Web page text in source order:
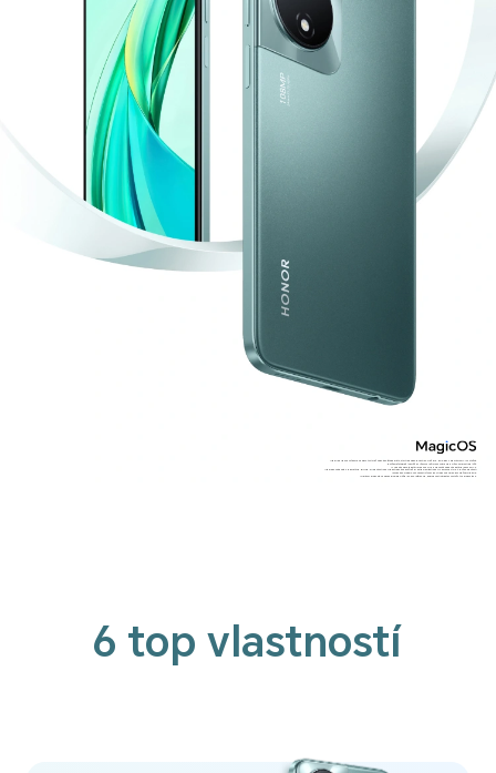
*Údaj 108 Mpx sa vzťahuje na hlavný snímač zadného fotoaparátu, ktorý je podporovaný len v režime HIGH-RES s algoritmom AI. Skutočné
*Údaje pochádzajú z laboratória HONOR. Pri hlasitosti 200 % je potrebné zapnúť režim extra hlasitosti 200 % v porovnaní s 15. úrovňou hlasitosti
rovnakého modelu. Skúsenosti s funkciou výrobku závisia od skutočnej situácie.
6 top vlastností